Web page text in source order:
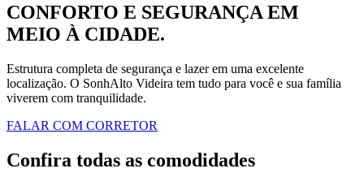
CONFORTO E SEGURANÇA EM
MEIO À CIDADE.
Estrutura completa de segurança e lazer em uma excelente
localização. O SonhAlto Videira tem tudo para você e sua família
viverem com tranquilidade.
FALAR COM CORRETOR
Confira todas as comodidades